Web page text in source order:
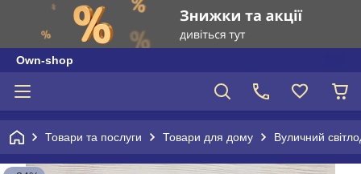
Own-shop
Товари та послуги Товари для дому Вуличний